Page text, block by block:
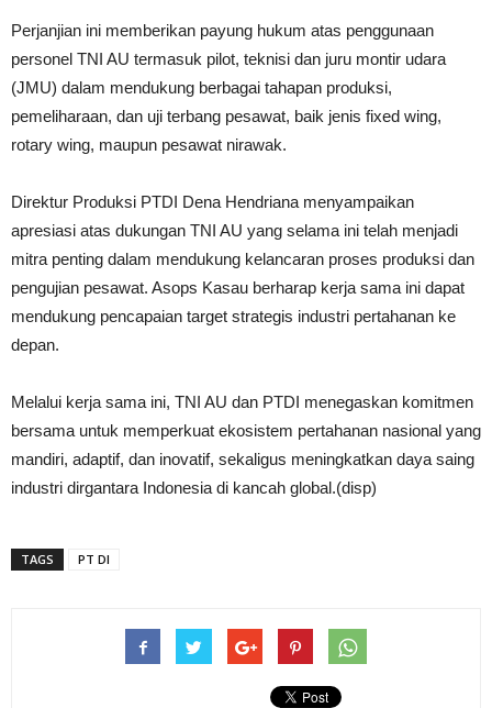
Perjanjian ini memberikan payung hukum atas penggunaan
personel TNI AU termasuk pilot, teknisi dan juru montir udara
(JMU) dalam mendukung berbagai tahapan produksi,
pemeliharaan, dan uji terbang pesawat, baik jenis fixed wing,
rotary wing, maupun pesawat nirawak.
Direktur Produksi PTDI Dena Hendriana menyampaikan
apresiasi atas dukungan TNI AU yang selama ini telah menjadi
mitra penting dalam mendukung kelancaran proses produksi dan
pengujian pesawat. Asops Kasau berharap kerja sama ini dapat
mendukung pencapaian target strategis industri pertahanan ke
depan.
Melalui kerja sama ini, TNI AU dan PTDI menegaskan komitmen
bersama untuk memperkuat ekosistem pertahanan nasional yang
mandiri, adaptif, dan inovatif, sekaligus meningkatkan daya saing
industri dirgantara Indonesia di kancah global.(disp)
TAGS PT DI